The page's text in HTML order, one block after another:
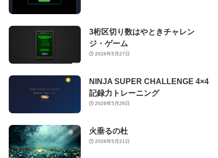
3桁区切り数はやときチャレン
ジ・ゲーム
2026年5月27日
NINJA SUPER CHALLENGE 4×4
記録力トレーニング
2026年5月26日
火垂るの杜
2026年5月21日